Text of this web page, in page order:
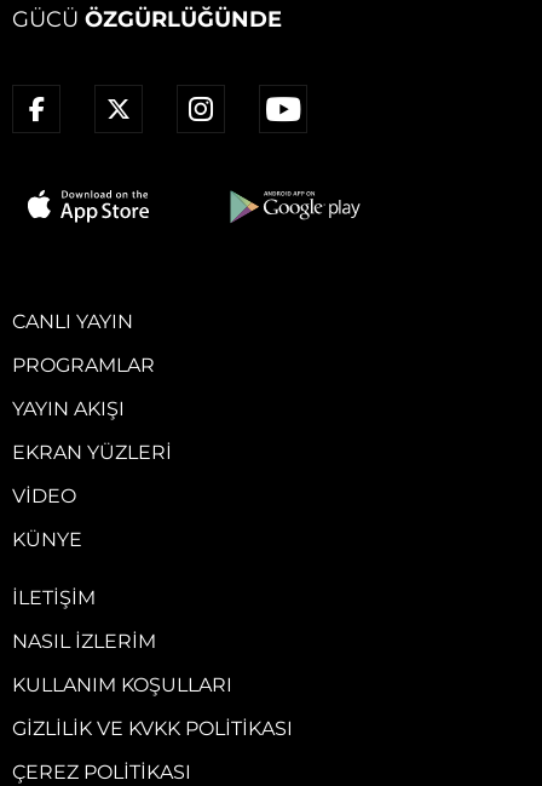
GÜCÜ ÖZGÜRLÜĞÜNDE
CANLI YAYIN
PROGRAMLAR
YAYIN AKIŞI
EKRAN YÜZLERI
VIDEO
KÜNYE
İLETIŞIM
NASIL İZLERIM
KULLANIM KOŞULLARI
GIZLILIK VE KVKK POLITIKASI
ÇEREZ POLITIKASI